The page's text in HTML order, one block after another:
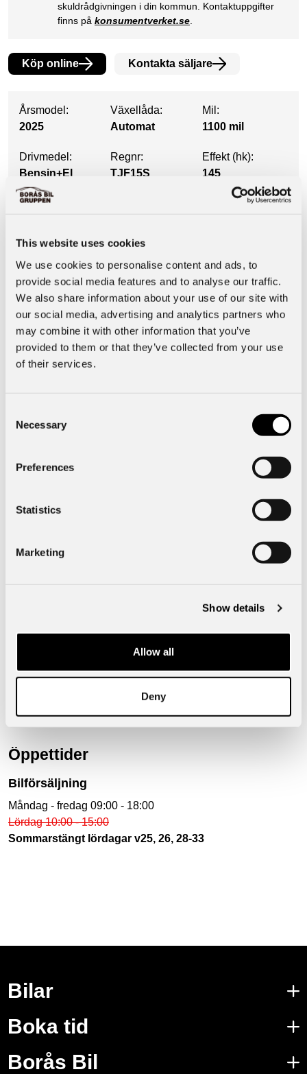
This website uses cookies
We use cookies to personalise content and ads, to
provide social media features and to analyse our traffic.
We also share information about your use of our site with
our social media, advertising and analytics partners who
may combine it with other information that you’ve
provided to them or that they’ve collected from your use
of their services.
Selection
Necessary
Preferences
Statistics
Marketing
Show details
Allow all
Deny
skuldrådgivningen i din kommun. Kontaktuppgifter
finns på konsumentverket.se.
Köp online Kontakta säljare
Årsmodel:
2025
Växellåda:
Automat
Mil:
1100 mil
Drivmedel:
Bensin+El
Regnr:
TJF15S
Effekt (hk):
145
Säkerhet & Trygghet
Motor & Prestanda
Interiör
Telefon: 033-15 16 00
Öppettider
Bilförsäljning
Måndag - fredag 09:00 - 18:00
Lördag 10:00 - 15:00
Sommarstängt lördagar v25, 26, 28-33
Bilar
Boka tid
Borås Bil